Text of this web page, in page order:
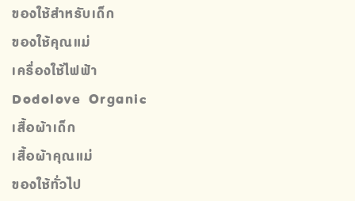
ของใช้สำหรับเด็ก
ของใช้คุณแม่
เครื่องใช้ไฟฟ้า
Dodolove Organic
เสื้อผ้าเด็ก
เสื้อผ้าคุณแม่
ของใช้ทั่วไป